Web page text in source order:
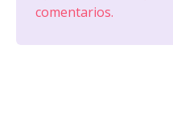
comentarios.